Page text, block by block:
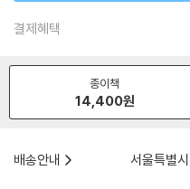
결제혜택
종이책
14,400원
배송안내
서울특별